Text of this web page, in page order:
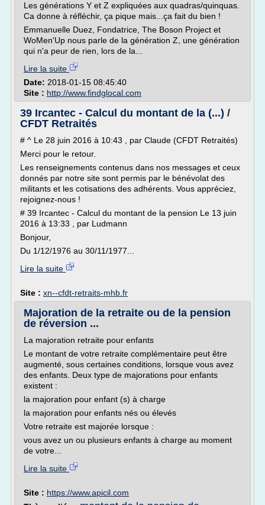
Les générations Y et Z expliquées aux quadras/quinquas.
Ca donne à réfléchir, ça pique mais...ça fait du bien !
Emmanuelle Duez, Fondatrice, The Boson Project et
WoMen'Up nous parle de la génération Z, une génération
qui n'a peur de rien, lors de la...
Lire la suite
Date: 2018-01-15 08:45:40
Site : http://www.findglocal.com
39 Ircantec - Calcul du montant de la (...) /
CFDT Retraités
# ^ Le 28 juin 2016 à 10:43 , par Claude (CFDT Retraités)
Merci pour le retour.
Les renseignements contenus dans nos messages et ceux
donnés par notre site sont permis par le bénévolat des
militants et les cotisations des adhérents. Vous appréciez,
rejoignez-nous !
# 39 Ircantec - Calcul du montant de la pension Le 13 juin
2016 à 13:33 , par Ludmann
Bonjour,
Du 1/12/1976 au 30/11/1977...
Lire la suite
Site : xn--cfdt-retraits-mhb.fr
Majoration de la retraite ou de la pension
de réversion ...
La majoration retraite pour enfants
Le montant de votre retraite complémentaire peut être
augmenté, sous certaines conditions, lorsque vous avez
des enfants. Deux type de majorations pour enfants
existent :
la majoration pour enfant (s) à charge
la majoration pour enfants nés ou élevés
Votre retraite est majorée lorsque :
vous avez un ou plusieurs enfants à charge au moment
de votre...
Lire la suite
Site : https://www.apicil.com